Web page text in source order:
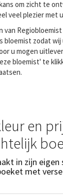
om zicht te
veel plezier met
bloemist zodat wij
u mogen
bloemist' te
en
in zijn
met